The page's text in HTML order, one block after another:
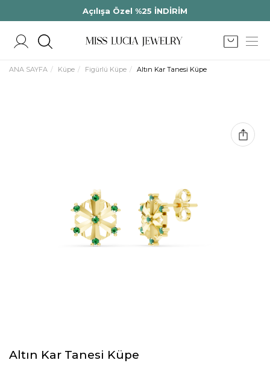
Açılışa Özel %25 İNDİRİM
ANA SAYFA Küpe Figürlü Küpe Altın Kar Tanesi Küpe
Altın Kar Tanesi Küpe